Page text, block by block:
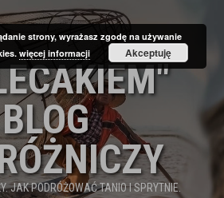
BLOG
JAK PODRÓŻOWAĆ TANIO I SPRYTNIE.
strony, wyrażasz zgodę na używanie
więcej informacji Akceptuję